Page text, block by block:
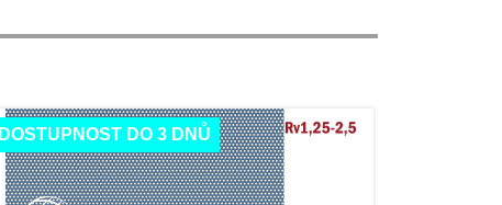
DOSTUPNOST DO 3 DNŮ